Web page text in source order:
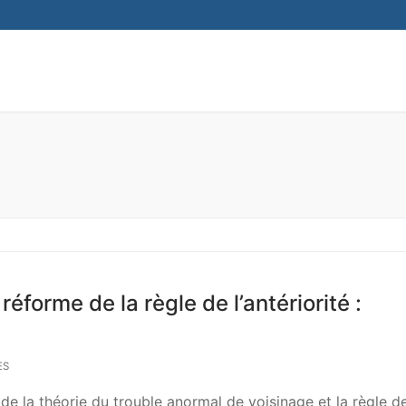
de la règle de l’antériorité :
la théorie du trouble anormal de voisinage et la règle